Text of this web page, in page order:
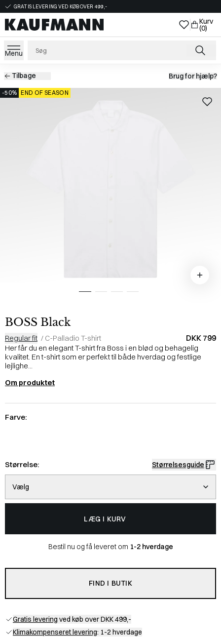
GRATIS LEVERING VED KØB OVER 499,-
Kurv
(0)
Menu
Tilbage Brug for hjælp?
-50% END OF SEASON
BOSS Black
Regular fit / C-Palladio T-shirt DKK 799
Her får du en elegant T-shirt fra Boss i en blød og behagelig
kvalitet. En t-shirt som er perfekt til både hverdag og festlige
lejlighe...
Om produktet
Farve:
Størrelse: Størrelsesguide
Vælg
LÆG I KURV
Bestil nu og få leveret om 1-2 hverdage
FIND I BUTIK
Gratis levering ved køb over DKK 499,-
Klimakompenseret levering: 1-2 hverdage